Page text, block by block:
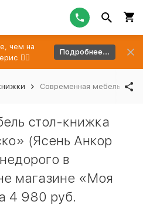
чем на
👉🏻
Подробнее...
Современная мебель
стол-книжка
(Ясень Анкор
в
магазине «Моя
4 980 руб.